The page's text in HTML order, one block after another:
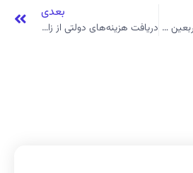
دولتی‌ها اجازه دهند اربعین مردمی بماند.
بعدی
دریافت هزینه‌های دولتی از زائر اربعین نوعی راهزنی است.